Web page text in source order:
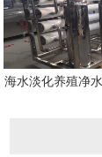
海水淡化养殖净